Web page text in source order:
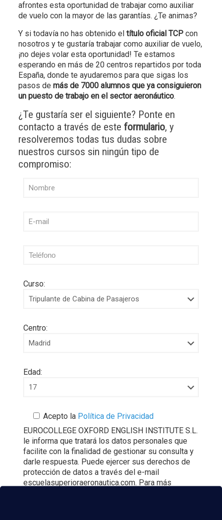
afrontes esta oportunidad de trabajar como auxiliar
de vuelo con la mayor de las garantías. ¿Te animas?
Y si todavía no has obtenido el título oficial TCPcon
nosotros y te gustaría trabajar como auxiliar de vuelo,
¡no dejes volar esta oportunidad! Te estamos
esperando en más de 20 centros repartidos por toda
España, donde te ayudaremos para que sigas los
pasos de más de 7000 alumnos que ya consiguieron
un puesto de trabajo en el sector aeronáutico.
¿Te gustaría ser el siguiente? Ponte en
contacto a través de este formulario, y
resolveremos todas tus dudas sobre
nuestros cursos sin ningún tipo de
compromiso:
Curso:
Centro:
Edad:
Acepto laPolítica de Privacidad
EUROCOLLEGE OXFORD ENGLISH INSTITUTE S.L.
le informa que tratará los datos personales que
facilite con la finalidad de gestionar su consulta y
darle respuesta. Puede ejercer sus derechos de
protección de datos a través del e-mail
escuelasuperioraeronautica.com. Para más